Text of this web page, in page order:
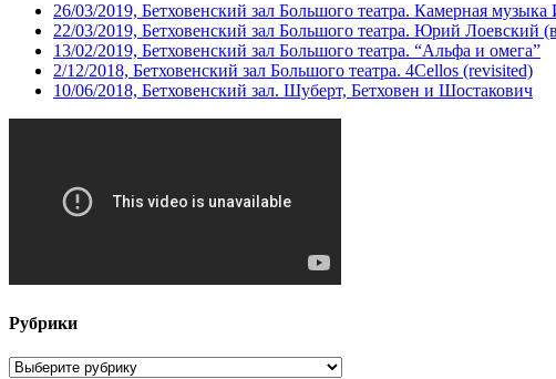
26/03/2019, Бетховенский зал Большого театра. Камерная музыка
22/03/2019, Бетховенский зал Большого театра. Юрий Лоевский
13/02/2019, Бетховенский зал Большого театра. “Альфа и омега”
2/12/2018, Бетховенский зал Большого театра. 4Cellos (revisited)
10/06/2018, Бетховенский зал. Шуберт, Бетховен и Шостакович
Рубрики
Рубрики